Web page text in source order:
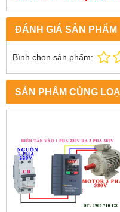
ĐÁNH GIÁ SẢN PHẨM
Bình chọn sản phẩm:
SẢN PHẨM CÙNG